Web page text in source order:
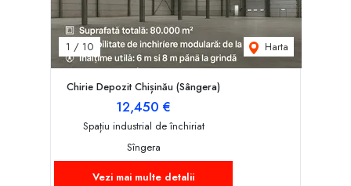
1 / 10 Harta
Chirie Depozit Chișinău (Sângera)
12,450 €
Spațiu industrial de închiriat
Sîngera
Vezi mai multe detalii